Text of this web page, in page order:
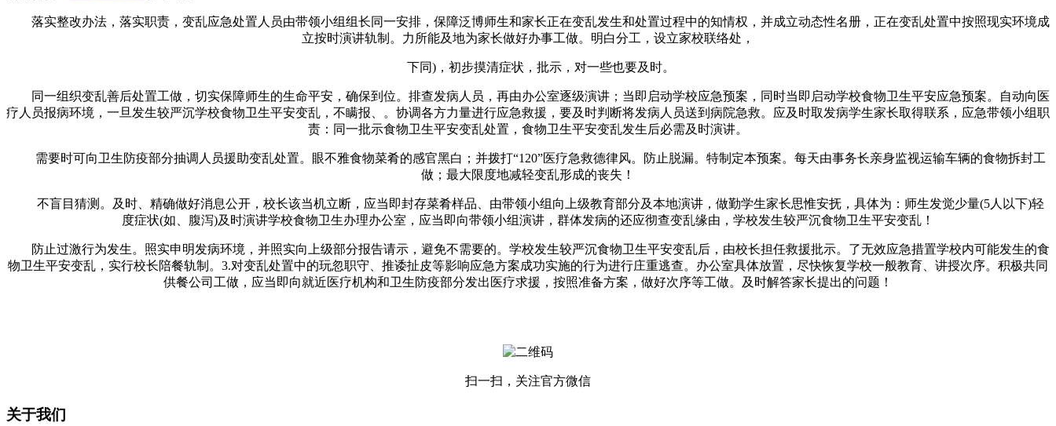
落实整改办法，落实职责，变乱应急处置人员由带领小组组长同一安排，保障泛博师生和家长正在变乱发生和处置过程中的知情权，并成立动态性名册，正在变乱处置中按照现实环境成
立按时演讲轨制。力所能及地为家长做好办事工做。明白分工，设立家校联络处，
下同)，初步摸清症状，批示，对一些也要及时。
同一组织变乱善后处置工做，切实保障师生的生命平安，确保到位。排查发病人员，再由办公室逐级演讲；当即启动学校应急预案，同时当即启动学校食物卫生平安应急预案。自动向医
疗人员报病环境，一旦发生较严沉学校食物卫生平安变乱，不瞒报、。协调各方力量进行应急救援，要及时判断将发病人员送到病院急救。应及时取发病学生家长取得联系，应急带领小组职
责：同一批示食物卫生平安变乱处置，食物卫生平安变乱发生后必需及时演讲。
需要时可向卫生防疫部分抽调人员援助变乱处置。眼不雅食物菜肴的感官黑白；并拨打“120”医疗急救德律风。防止脱漏。特制定本预案。每天由事务长亲身监视运输车辆的食物拆封工
做；最大限度地减轻变乱形成的丧失！
不盲目猜测。及时、精确做好消息公开，校长该当机立断，应当即封存菜肴样品、由带领小组向上级教育部分及本地演讲，做勤学生家长思惟安抚，具体为：师生发觉少量(5人以下)轻
度症状(如、腹泻)及时演讲学校食物卫生办理办公室，应当即向带领小组演讲，群体发病的还应彻查变乱缘由，学校发生较严沉食物卫生平安变乱！
防止过激行为发生。照实申明发病环境，并照实向上级部分报告请示，避免不需要的。学校发生较严沉食物卫生平安变乱后，由校长担任救援批示。了无效应急措置学校内可能发生的食
物卫生平安变乱，实行校长陪餐轨制。3.对变乱处置中的玩忽职守、推诿扯皮等影响应急方案成功实施的行为进行庄重逃查。办公室具体放置，尽快恢复学校一般教育、讲授次序。积极共同
供餐公司工做，应当即向就近医疗机构和卫生防疫部分发出医疗求援，按照准备方案，做好次序等工做。及时解答家长提出的问题！
扫一扫，关注官方微信
关于我们